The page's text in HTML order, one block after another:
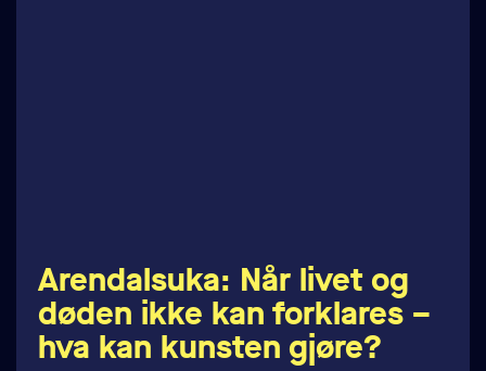
Arendalsuka: Når livet og
døden ikke kan forklares –
hva kan kunsten gjøre?